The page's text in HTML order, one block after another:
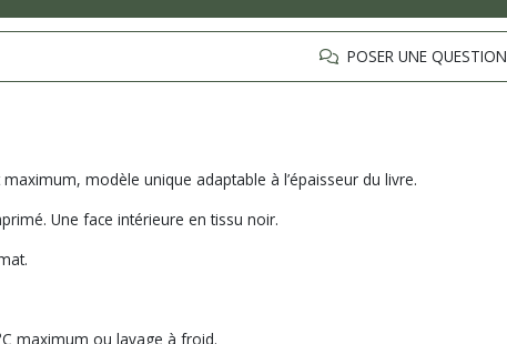
POSER UNE QUESTION
modèle unique adaptable à l’épaisseur du livre.
Une face intérieure en tissu noir.
maximum ou lavage à froid.